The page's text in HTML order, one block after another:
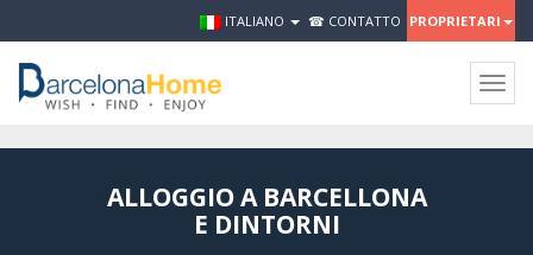
ITALIANO ☎ CONTATTO PROPRIETARI
ALLOGGIO A BARCELLONA
E DINTORNI